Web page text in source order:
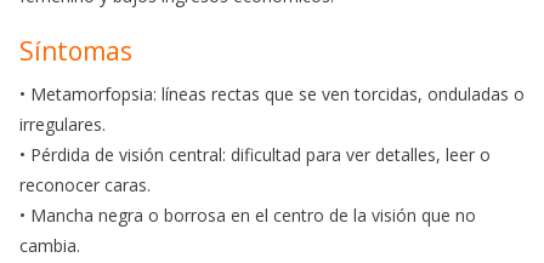
Síntomas
• Metamorfopsia: líneas rectas que se ven torcidas, onduladas o
irregulares.
• Pérdida de visión central: dificultad para ver detalles, leer o
reconocer caras.
• Mancha negra o borrosa en el centro de la visión que no
cambia.